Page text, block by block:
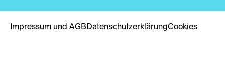
Impressum und AGBDatenschutzerklärungCookies